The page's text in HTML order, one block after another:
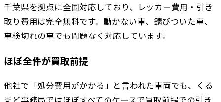
千葉県を拠点に全国対応しており、レッカー費用・引き
取り費用は完全無料です。動かない車、錆びついた車、
車検切れの車でも問題なく対応しています。
ほぼ全件が買取前提
他社で「処分費用がかかる」と言われた車両でも、くる
まど事務局ではほぼすべてのケースで買取前提での引き